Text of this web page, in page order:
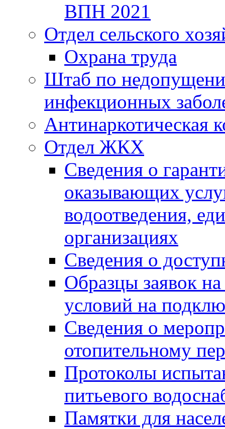
ВПН 2021
Отдел сельского
Охрана труда
Штаб по
инфекционных
Антинаркотическая
Отдел ЖКХ
Сведения о
оказывающих
водоотведения,
организациях
Сведения о
Образцы заявок
условий на
Сведения о
отопительному
Протоколы
питьевого
Памятки для